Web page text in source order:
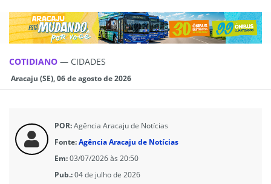
COTIDIANO — CIDADES
Aracaju (SE), 06 de agosto de 2026
POR:Agência Aracaju de Notícias
Fonte:Agência Aracaju de Notícias
Em:03/07/2026 às 20:50
Pub.:04 de julho de 2026